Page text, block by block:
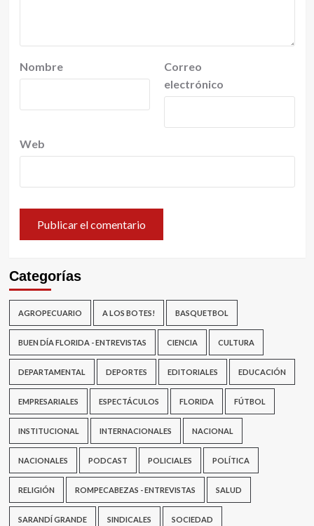
Nombre
Correo
electrónico
Web
Categorías
AGROPECUARIO A LOS BOTES! BASQUETBOL
BUEN DÍA FLORIDA - ENTREVISTAS CIENCIA CULTURA
DEPARTAMENTAL DEPORTES EDITORIALES EDUCACIÓN
EMPRESARIALES ESPECTÁCULOS FLORIDA FÚTBOL
INSTITUCIONAL INTERNACIONALES NACIONAL
NACIONALES PODCAST POLICIALES POLÍTICA
RELIGIÓN ROMPECABEZAS - ENTREVISTAS SALUD
SARANDÍ GRANDE SINDICALES SOCIEDAD